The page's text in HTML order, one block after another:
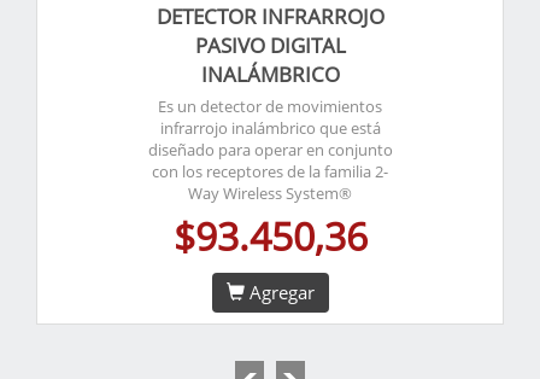
DETECTOR INFRARROJO
PASIVO DIGITAL
INALÁMBRICO
Es un detector de movimientos
infrarrojo inalámbrico que está
diseñado para operar en conjunto
con los receptores de la familia 2-
Way Wireless System®
$93.450,36
Agregar